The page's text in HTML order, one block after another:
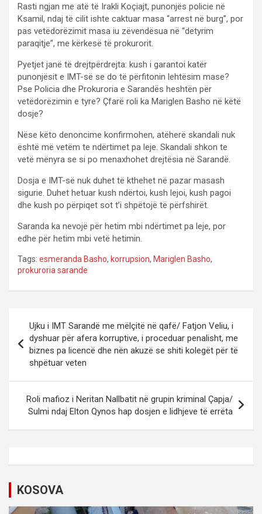
Rasti ngjan me atë të Irakli Koçiajt, punonjës policie në
Ksamil, ndaj të cilit ishte caktuar masa “arrest në burg”, por
pas vetëdorëzimit masa iu zëvendësua në “detyrim
paraqitje”, me kërkesë të prokurorit.
Pyetjet janë të drejtpërdrejta: kush i garantoi katër
punonjësit e IMT-së se do të përfitonin lehtësim mase?
Pse Policia dhe Prokuroria e Sarandës heshtën për
vetëdorëzimin e tyre? Çfarë roli ka Mariglen Basho në këtë
dosje?
Nëse këto denoncime konfirmohen, atëherë skandali nuk
është më vetëm te ndërtimet pa leje. Skandali shkon te
vetë mënyra se si po menaxhohet drejtësia në Sarandë.
Dosja e IMT-së nuk duhet të kthehet në pazar masash
sigurie. Duhet hetuar kush ndërtoi, kush lejoi, kush pagoi
dhe kush po përpiqet sot t’i shpëtojë të përfshirët.
Saranda ka nevojë për hetim mbi ndërtimet pa leje, por
edhe për hetim mbi vetë hetimin.
Tags: esmeranda Basho, korrupsion, Mariglen Basho,
prokuroria sarande
v
g
a
t
Ujku i IMT Sarandë me mëlçitë në qafë/ Fatjon Veliu, i
dyshuar për afera korruptive, i proceduar penalisht, me
biznes pa licencë dhe nën akuzë se shiti kolegët për të
shpëtuar veten
Roli mafioz i Neritan Nallbatit në grupin kriminal Çapja/
Sulmi ndaj Elton Qynos hap dosjen e lidhjeve të errëta
KOSOVA